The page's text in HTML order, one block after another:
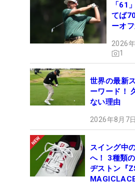
「61
てば
ーオ
2026
1
世界の最新
ーワード！
ない理由
2026年8月7
スイング中
へ！ 3種類
ヂストン『